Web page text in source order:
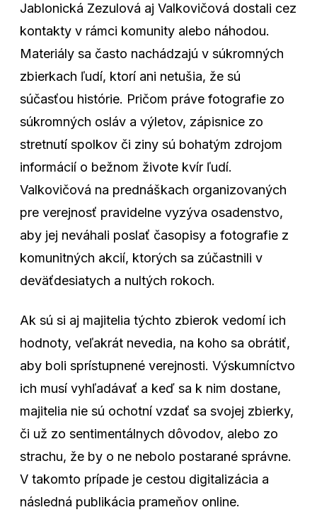
Jablonická Zezulová aj Valkovičová dostali cez
kontakty v rámci komunity alebo náhodou.
Materiály sa často nachádzajú v súkromných
zbierkach ľudí, ktorí ani netušia, že sú
súčasťou histórie. Pričom práve fotografie zo
súkromných osláv a výletov, zápisnice zo
stretnutí spolkov či ziny sú bohatým zdrojom
informácií o bežnom živote kvír ľudí.
Valkovičová na prednáškach organizovaných
pre verejnosť pravidelne vyzýva osadenstvo,
aby jej neváhali poslať časopisy a fotografie z
komunitných akcií, ktorých sa zúčastnili v
deväťdesiatych a nultých rokoch.
Ak sú si aj majitelia týchto zbierok vedomí ich
hodnoty, veľakrát nevedia, na koho sa obrátiť,
aby boli sprístupnené verejnosti. Výskumníctvo
ich musí vyhľadávať a keď sa k nim dostane,
majitelia nie sú ochotní vzdať sa svojej zbierky,
či už zo sentimentálnych dôvodov, alebo zo
strachu, že by o ne nebolo postarané správne.
V takomto prípade je cestou digitalizácia a
následná publikácia prameňov online.